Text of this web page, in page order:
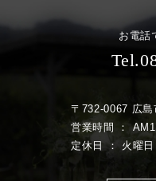
お電話
〒732-0067 広
営業時間 ：
定休日 ： 火曜日